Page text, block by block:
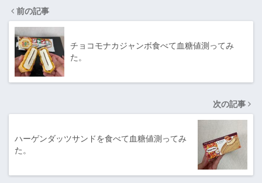
前の記事
チョコモナカジャンボ食べて血糖値測ってみ
た。
次の記事
ハーゲンダッツサンドを食べて血糖値測ってみ
た。